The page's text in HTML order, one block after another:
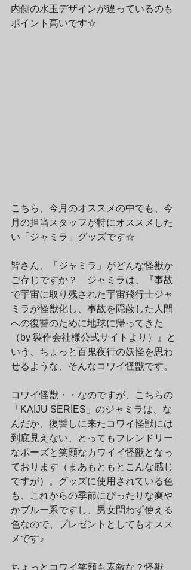
内側の水玉デザインが違っているのも
ポイント高いです☆
こちら、今月のオススメの中でも、今
月の担当スタッフが特にオススメした
い「ジャミラ」グッズです☆
皆さん、「ジャミラ」がどんな怪獣か
ご存じですか？　ジャミラは、『事故
で宇宙に取り残された宇宙飛行士ジャ
ミラが怪獣化し、事故を隠蔽した人間
への復讐のために地球に帰ってきた
（by 製作会社様公式サイトより）』と
いう、ちょっと百鬼夜行の妖怪を思わ
せるような、そんなコワイ怪獣です。
コワイ怪獣・・なのですが、こちらの
「KAIJU SERIES」のジャミラは、な
んだか、復讐しに来たコワイ怪獣には
到底見えない、とってもフレンドリー
なポーズと笑顔なカワイイ怪獣となっ
ております（まあもともとこんな感じ
ですが）。グッズに使用されている色
も、これからの季節にぴったりな爽や
かブルー系ですし、男女問わず使える
色なので、プレゼントとしてもオスス
メです♪
ちょっとコワイ笑顔も素敵な？怪獣